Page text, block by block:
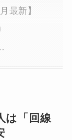
最新】
は「回線